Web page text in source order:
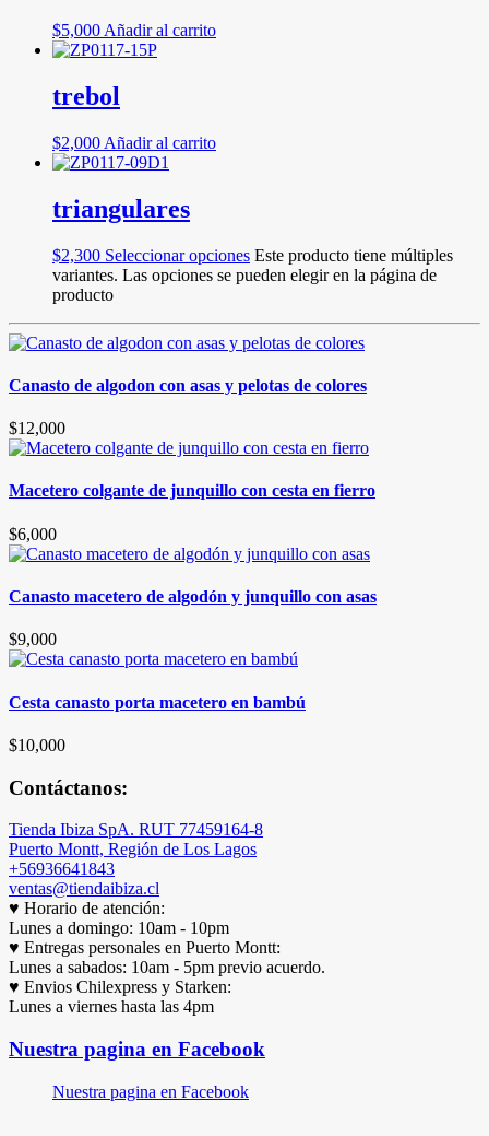
$5,000 Añadir al carrito
trebol
$2,000 Añadir al carrito
triangulares
$2,300 Seleccionar opciones Este producto tiene múltiples
variantes. Las opciones se pueden elegir en la página de
producto
Canasto de algodon con asas y pelotas de colores
$12,000
Macetero colgante de junquillo con cesta en fierro
$6,000
Canasto macetero de algodón y junquillo con asas
$9,000
Cesta canasto porta macetero en bambú
$10,000
Contáctanos:
Tienda Ibiza SpA. RUT 77459164-8
Puerto Montt, Región de Los Lagos
+56936641843
ventas@tiendaibiza.cl
♥ Horario de atención:
Lunes a domingo: 10am - 10pm
♥ Entregas personales en Puerto Montt:
Lunes a sabados: 10am - 5pm previo acuerdo.
♥ Envios Chilexpress y Starken:
Lunes a viernes hasta las 4pm
Nuestra pagina en Facebook
Nuestra pagina en Facebook